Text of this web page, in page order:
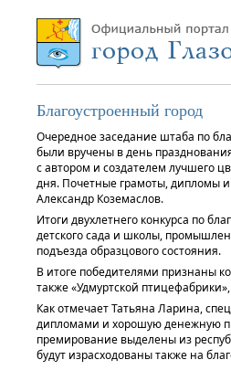
Благоустроенный город
Очередное заседание штаба по
были вручены в день
с автором и создателем лучшего
дня. Почетные грамоты, дипломы и
Александр Коземаслов.
Итоги двухлетнего конкурса по
детского сада и школы,
подъезда образцового состояния.
В итоге победителями признаны
также «Удмуртской
Как отмечает Татьяна Ларина,
дипломами и хорошую денежную
премирование выделены из
будут израсходованы также на